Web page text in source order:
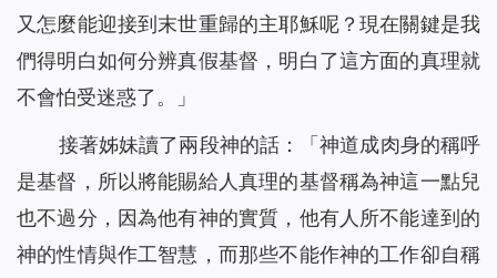
又怎麼能迎接到末世重歸的主耶穌呢？現在關鍵是我
們得明白如何分辨真假基督，明白了這方面的真理就
不會怕受迷惑了。」
接著姊妹讀了兩段神的話：「神道成肉身的稱呼
是基督，所以將能賜給人真理的基督稱為神這一點兒
也不過分，因為他有神的實質，他有人所不能達到的
神的性情與作工智慧，而那些不能作神的工作卻自稱